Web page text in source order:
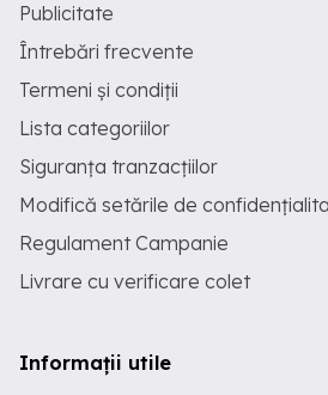
Publicitate
Întrebări frecvente
Termeni și condiții
Lista categoriilor
Siguranța tranzacțiilor
Modifică setările de
Regulament Campanie
Livrare cu verificare colet
Informații utile